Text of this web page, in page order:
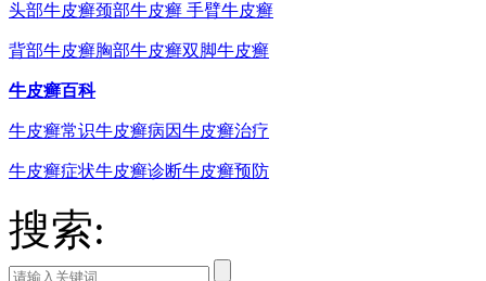
头部牛皮癣颈部牛皮癣 手臂牛皮癣
背部牛皮癣胸部牛皮癣双脚牛皮癣
牛皮癣百科
牛皮癣常识牛皮癣病因牛皮癣治疗
牛皮癣症状牛皮癣诊断牛皮癣预防
搜索: